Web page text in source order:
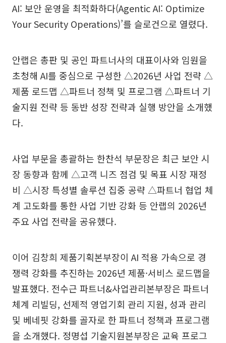
AI: 보안 운영을 최적화하다(Agentic AI: Optimize
Your Security Operations)’를 슬로건으로 열렸다.
안랩은 총판 및 공인 파트너사의 대표이사와 임원을
초청해 AI를 중심으로 구성한 △2026년 사업 전략 △
제품 로드맵 △파트너 정책 및 프로그램 △파트너 기
술지원 전략 등 동반 성장 전략과 실행 방안을 소개했
다.
사업 부문을 총괄하는 한찬석 부문장은 최근 보안 시
장 동향과 함께 △고객 니즈 점검 및 목표 시장 재정
비 △시장 특성별 솔루션 집중 공략 △파트너 협업 체
계 고도화를 통한 사업 기반 강화 등 안랩의 2026년
주요 사업 전략을 공유했다.
이어 김창희 제품기획본부장이 AI 적용 가속으로 경
쟁력 강화를 추진하는 2026년 제품·서비스 로드맵을
발표했다. 전수근 파트너&사업관리본부장은 파트너
체계 리빌딩, 선제적 영업기회 관리 지원, 성과 관리
및 베네핏 강화를 골자로 한 파트너 정책과 프로그램
을 소개했다. 정명섭 기술지원본부장은 교육 프로그